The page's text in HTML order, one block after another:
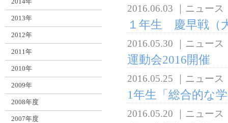
2016.06.03 ニュース
１年生 慶早戦（
2016.05.30 ニュース
運動会2016開催
2016.05.25 ニュース
1年生「総合的な
2016.05.20 ニュース
2013年
2012年
2011年
2010年
2009年
2008年度
2007年度